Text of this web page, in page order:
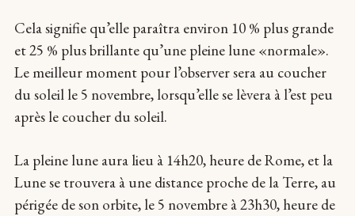
Cela signifie qu’elle paraîtra environ 10 % plus grande
et 25 % plus brillante qu’une pleine lune «normale».
Le meilleur moment pour l’observer sera au coucher
du soleil le 5 novembre, lorsqu’elle se lèvera à l’est peu
après le coucher du soleil.
La pleine lune aura lieu à 14h20, heure de Rome, et la
Lune se trouvera à une distance proche de la Terre, au
périgée de son orbite, le 5 novembre à 23h30, heure de